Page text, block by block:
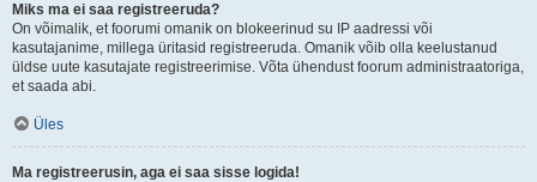
Miks ma ei saa registreeruda?
On võimalik, et foorumi omanik on blokeerinud su IP aadressi või
kasutajanime, millega üritasid registreeruda. Omanik võib olla keelustanud
üldse uute kasutajate registreerimise. Võta ühendust foorum administraatoriga,
et saada abi.
Üles
Ma registreerusin, aga ei saa sisse logida!